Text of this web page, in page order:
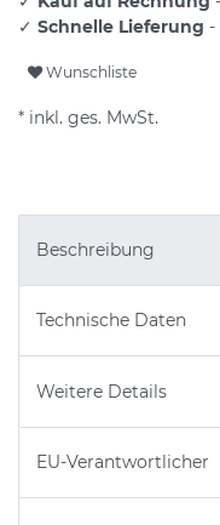
✓ Schnelle Lieferung -
Wunschliste
* inkl. ges. MwSt.
Beschreibung
Technische Daten
Weitere Details
EU-Verantwortlicher